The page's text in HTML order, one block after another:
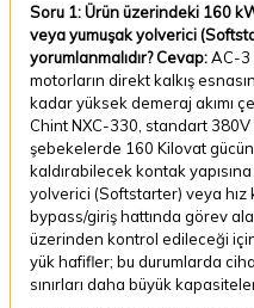
Soru 1: Ürün üzerindeki 160
veya yumuşak yolverici
yorumlanmalıdır?Cevap:AC-3
motorların direkt kalkış
kadar yüksek demeraj akımı
Chint NXC-330, standart
şebekelerde 160 Kilovat
kaldırabilecek kontak
yolverici (Softstarter) veya hız
bypass/giriş hattında görev
üzerinden kontrol edileceği
yük hafifler; bu durumlarda
sınırları daha büyük